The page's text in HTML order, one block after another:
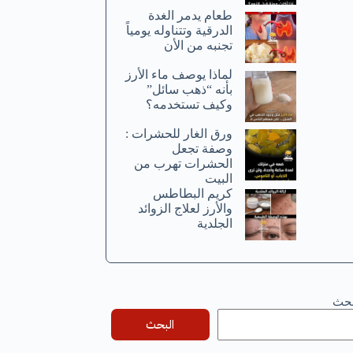
طعام يدمر الغدة
الدرقية وتتناوله يومياً
تجنبه من الأن
لماذا يوصف ماء الأرز
بأنه “ذهب سائل”
وكيف تستخدمه؟
ورق الغار للحشرات :
وصفة تجعل
الحشرات تهرب من
البيت
كريم البطاطس
والأرز لعلاج الزوائد
الجلدية
البحث